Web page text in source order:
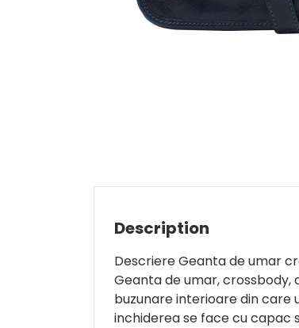
Description
Descriere Geanta de umar
Geanta de umar,
buzunare interioare din care
inchiderea se face cu capac